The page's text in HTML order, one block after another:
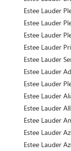
Estee Lauder
Estee Lauder
Estee Lauder
Estee Lauder
Estee Lauder
Estee Lauder
Estee Lauder
Estee Lauder
Estee Lauder
Estee Lauder
Estee Lauder
Estee Lauder